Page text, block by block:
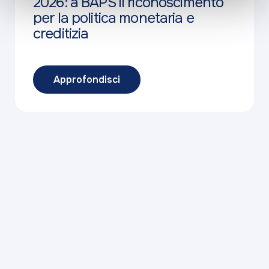
per la politica monetaria e
creditizia
Approfondisci